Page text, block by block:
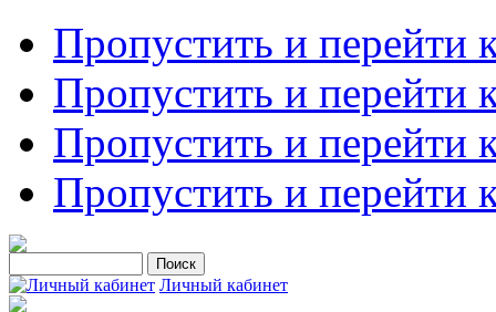
Пропустить и перейти
Пропустить и перейти
Пропустить и перейти
Пропустить и перейти
Личный кабинет